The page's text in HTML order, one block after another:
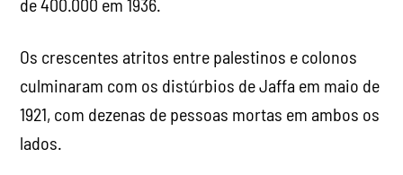
de 400.000 em 1936.
Os crescentes atritos entre palestinos e colonos
culminaram com os distúrbios de Jaffa em maio de
1921, com dezenas de pessoas mortas em ambos os
lados.